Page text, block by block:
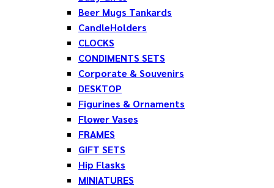
Beer Mugs Tankards
CandleHolders
CLOCKS
CONDIMENTS SETS
Corporate & Souvenirs
DESKTOP
Figurines & Ornaments
Flower Vases
FRAMES
GIFT SETS
Hip Flasks
MINIATURES